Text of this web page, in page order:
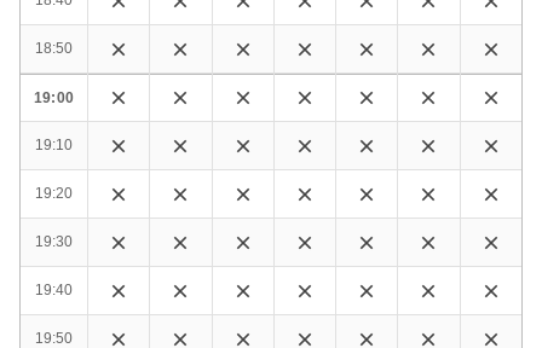
18:50
19:00
19:10
19:20
19:30
19:40
19:50